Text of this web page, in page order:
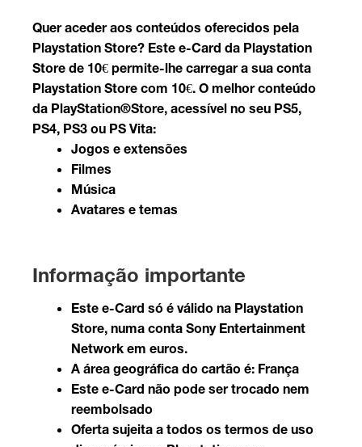
Quer aceder aos conteúdos oferecidos pela
Playstation Store? Este e-Card da Playstation
Store de 10€ permite-lhe carregar a sua conta
Playstation Store com 10€. O melhor conteúdo
da PlayStation®Store, acessível no seu PS5,
PS4, PS3 ou PS Vita:
Jogos e extensões
Filmes
Música
Avatares e temas
Informação importante
Este e-Card só é válido na Playstation
Store, numa conta Sony Entertainment
Network em euros.
A área geográfica do cartão é: França
Este e-Card não pode ser trocado nem
reembolsado
Oferta sujeita a todos os termos de uso